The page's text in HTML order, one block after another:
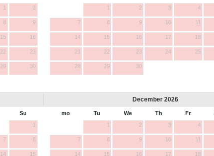
1
2
8 9
15 16
22 23
29 30
1
2 3 4
7 8 9 10 11
14 15 16 17 18
21 22 23 24 25
28 29 30
Su
1
7 8
14 15
December 2026
mo Tu We Th Fr
1
2 3 4
7 8 9 10 11
14 15 16 17 18